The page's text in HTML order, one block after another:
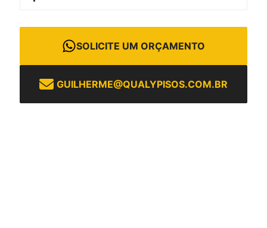
SOLICITE UM ORÇAMENTO
GUILHERME@QUALYPISOS.COM.BR